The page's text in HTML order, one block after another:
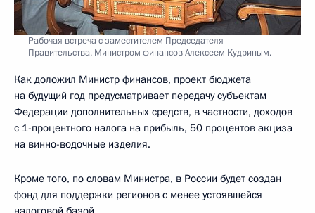
Рабочая встреча с заместителем Председателя
Правительства, Министром финансов Алексеем Кудриным.
Как доложил Министр финансов, проект бюджета
на будущий год предусматривает передачу субъектам
Федерации дополнительных средств, в частности, доходов
с 1-процентного налога на прибыль, 50 процентов акциза
на винно-водочные изделия.
Кроме того, по словам Министра, в России будет создан
фонд для поддержки регионов с менее устоявшейся